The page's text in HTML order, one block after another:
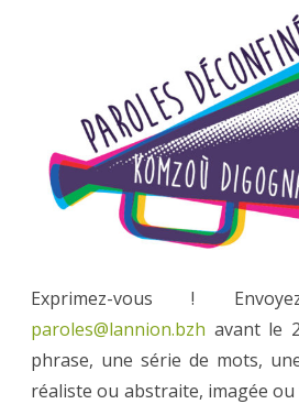
Exprimez-vous !
paroles@lannion.bzh avant le
phrase, une série de mots,
réaliste ou abstraite, imagée